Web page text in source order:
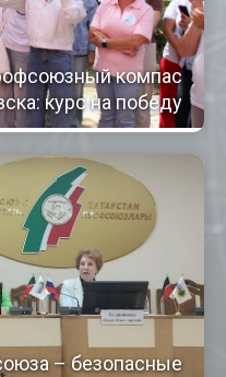
компас
курс на победу
– безопасные